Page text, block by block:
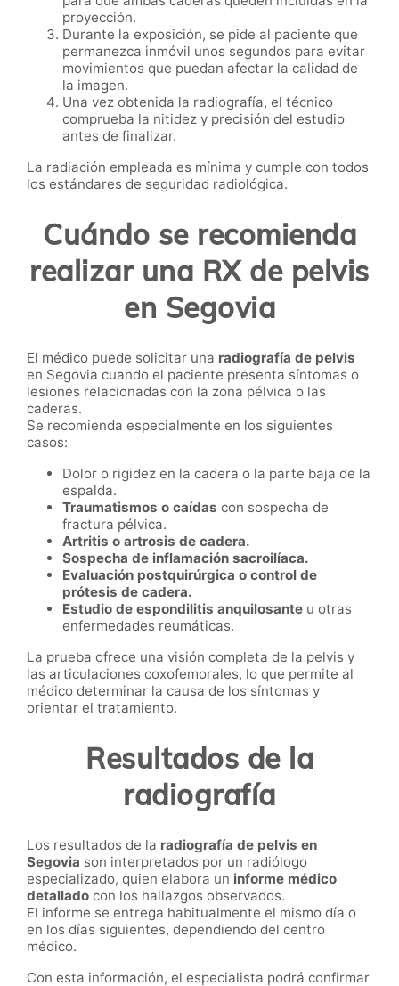
proyección.
Durante la exposición, se pide al paciente que
permanezca inmóvil unos segundos para evitar
movimientos que puedan afectar la calidad de
la imagen.
Una vez obtenida la radiografía, el técnico
comprueba la nitidez y precisión del estudio
antes de finalizar.
La radiación empleada es mínima y cumple con todos
los estándares de seguridad radiológica.
Cuándo se recomienda
realizar una RX de pelvis
en Segovia
El médico puede solicitar una radiografía de pelvis
en Segovia cuando el paciente presenta síntomas o
lesiones relacionadas con la zona pélvica o las
caderas.
Se recomienda especialmente en los siguientes
casos:
Dolor o rigidez en la cadera o la parte baja de la
espalda.
Traumatismos o caídas con sospecha de
fractura pélvica.
Artritis o artrosis de cadera.
Sospecha de inflamación sacroilíaca.
Evaluación postquirúrgica o control de
prótesis de cadera.
Estudio de espondilitis anquilosante u otras
enfermedades reumáticas.
La prueba ofrece una visión completa de la pelvis y
las articulaciones coxofemorales, lo que permite al
médico determinar la causa de los síntomas y
orientar el tratamiento.
Resultados de la
radiografía
Los resultados de la radiografía de pelvis en
Segovia son interpretados por un radiólogo
especializado, quien elabora un informe médico
detallado con los hallazgos observados.
El informe se entrega habitualmente el mismo día o
en los días siguientes, dependiendo del centro
médico.
Con esta información, el especialista podrá confirmar